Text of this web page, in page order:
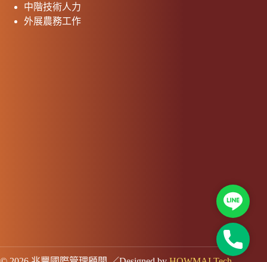
中階技術人力
外展農務工作
Line
24H連